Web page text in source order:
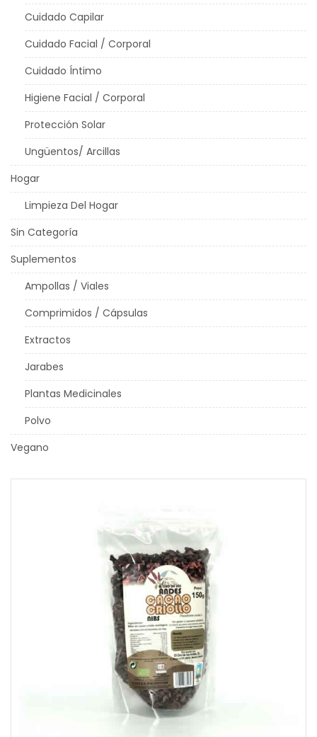
Cuidado Capilar
Cuidado Facial / Corporal
Cuidado Íntimo
Higiene Facial / Corporal
Protección Solar
Ungüentos/ Arcillas
Hogar
Limpieza Del Hogar
Sin Categoría
Suplementos
Ampollas / Viales
Comprimidos / Cápsulas
Extractos
Jarabes
Plantas Medicinales
Polvo
Vegano